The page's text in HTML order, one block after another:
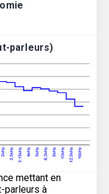
parleurs)
mettant en
parleurs à